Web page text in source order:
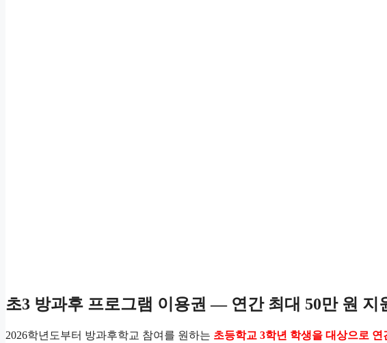
초3 방과후 프로그램 이용권 — 연간 최대 50만 원 지
2026학년도부터 방과후학교 참여를 원하는 초등학교 3학년 학생을 대상으로